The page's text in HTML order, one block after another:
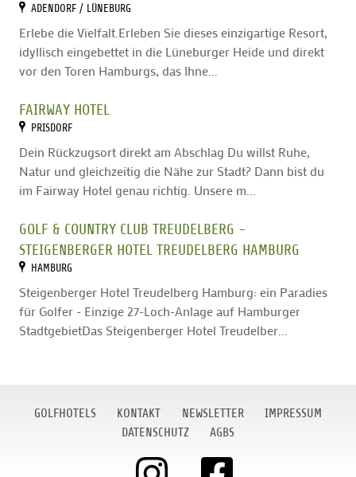
ADENDORF / LÜNEBURG
Erlebe die Vielfalt.Erleben Sie dieses einzigartige Resort,
idyllisch eingebettet in die Lüneburger Heide und direkt
vor den Toren Hamburgs, das Ihne...
FAIRWAY HOTEL
PRISDORF
Dein Rückzugsort direkt am Abschlag Du willst Ruhe,
Natur und gleichzeitig die Nähe zur Stadt? Dann bist du
im Fairway Hotel genau richtig. Unsere m...
GOLF & COUNTRY CLUB TREUDELBERG -
STEIGENBERGER HOTEL TREUDELBERG HAMBURG
HAMBURG
Steigenberger Hotel Treudelberg Hamburg: ein Paradies
für Golfer - Einzige 27-Loch-Anlage auf Hamburger
StadtgebietDas Steigenberger Hotel Treudelber...
GOLFHOTELS KONTAKT NEWSLETTER
IMPRESSUM
DATENSCHUTZ
AGBS